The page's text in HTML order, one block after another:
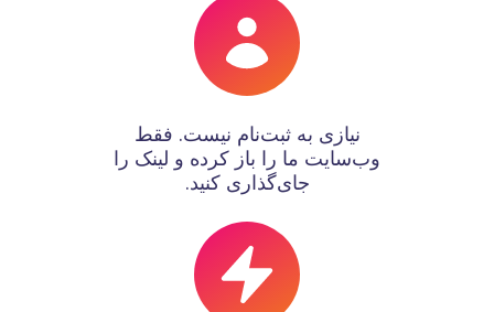
نیازی به ثبت‌نام نیست. فقط
وب‌سایت ما را باز کرده و لینک را
جای‌گذاری کنید.